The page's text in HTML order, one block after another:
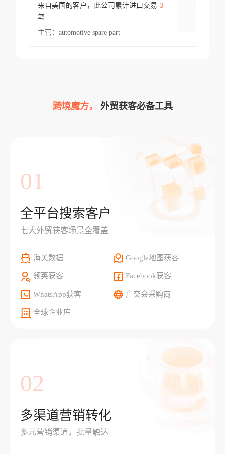
来自美国的客户，此公司累计进口交易 3
笔
主营： automotive spare part
跨境魔方， 外贸获客必备工具
01
全平台搜索客户
七大外贸获客场景全覆盖
海关数据 Google地图获客
领英获客 Facebook获客
WhatsApp获客 广交会采购商
全球企业库
02
多渠道营销转化
多元营销渠道，批量触达